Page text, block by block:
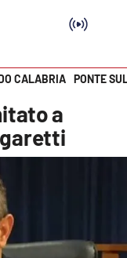
CALABRIA PONTE
a